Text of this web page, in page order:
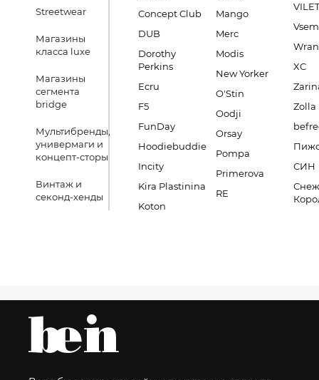
Streetwear
Магазины
класса luxe
Магазины
сегмента
bridge
Мультибренды,
универмаги и
концепт-сторы
Винтаж и
секонд-хенды
Concept Club
DUB
Dorothy
Perkins
Ecru
F5
FunDay
Hoodiebuddie
Incity
Kira Plastinina
Koton
Mango
Merc
Modis
New Yorker
O'Stin
Oodji
Orsay
Pompa
Primerova
RE
VILET
XC
Zolla
СИН